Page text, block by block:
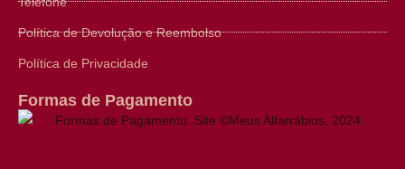
Política de Devolução e Reembolso
Política de Privacidade
Formas de Pagamento